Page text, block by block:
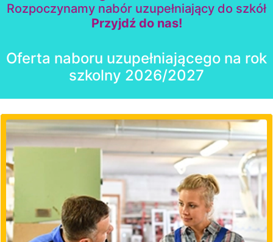
Rozpoczynamy nabór uzupełniający do szkół
Przyjdź do nas!
Oferta naboru uzupełniającego na rok
szkolny 2026/2027